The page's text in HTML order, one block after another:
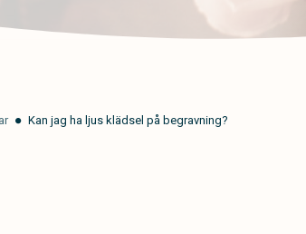
Kan jag ha ljus klädsel på begravning?